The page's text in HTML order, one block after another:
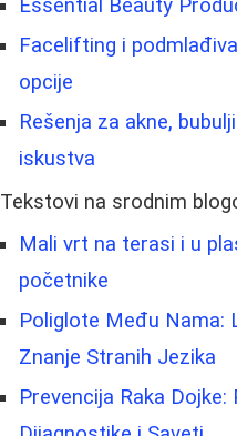
Essential Beauty
Facelifting i
opcije
Rešenja za akne,
iskustva
Tekstovi na srodnim
Mali vrt na terasi i u
početnike
Poliglote Među Nama:
Znanje Stranih Jezika
Prevencija Raka